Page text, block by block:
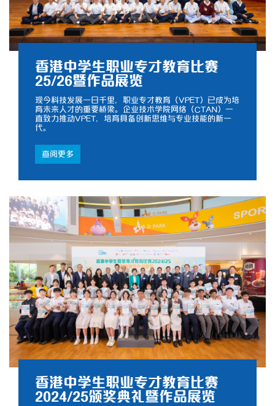
香港中学生职业专才教育比赛
25/26暨作品展览
现今科技发展一日千里，职业专才教育（VPET）已成为培
育未来人才的重要桥梁。企业技术学院网络（CTAN）一
直致力推动VPET，培育具备创新思维与专业技能的新一
代。
查阅更多
香港中学生职业专才教育比赛
2024/25颁奖典礼暨作品展览